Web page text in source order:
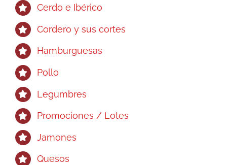
Cerdo e Ibérico
Cordero y sus cortes
Hamburguesas
Pollo
Legumbres
Promociones / Lotes
Jamones
Quesos